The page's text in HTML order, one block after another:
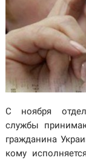
С ноября
службы
гражданина
кому